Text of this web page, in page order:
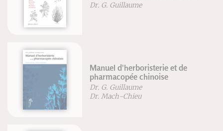
Dr. G. Guillaume
Manuel d'herboristerie et de
pharmacopée chinoise
Dr. G. Guillaume
Dr. Mach-Chieu